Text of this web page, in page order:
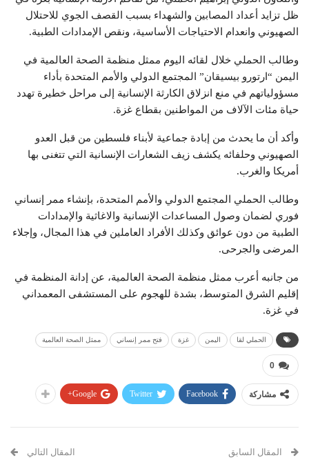
ظل تزايد أعداد المصابين والشهداء بسبب القصف الجوي للاحتلال
الصهيوني وانعدام الاحتياجات الأساسية، ونقص الإمدادات الطبية.
وطالب الحملي خلال لقائه اليوم ممثل منظمة الصحة العالمية في
اليمن “ارتورو بيسيقان” المجتمع الدولي والأمم المتحدة بأداء
مسؤولياتهم في منع انزلاق الكارثة الإنسانية إلى مراحل خطيرة تهدد
حياة مئات الآلاف من المواطنين بقطاع غزة.
وأكد أن ما يحدث من إبادة جماعية لأبناء فلسطين من قبل العدو
الصهيوني وحلفائه يكشف زيف الشعارات الإنسانية التي تتغنى بها
أمريكا والغرب.
وطالب الحملي المجتمع الدولي والأمم المتحدة، بإنشاء ممر إنساني
فوري لضمان وصول المساعدات الإنسانية والاغاثية والإمدادات
الطبية من دون عوائق وكذلك الأفراد العاملين في هذا المجال، وإجلاء
المرضى والجرحى.
من جانبه أعرب ممثل منظمة الصحة العالمية، عن إدانة المنظمة في
إقليم الشرق المتوسط، بشدة للهجوم على المستشفى المعمداني
في غزة.
الحملي لقا اليمن غزة فتح ممر إنساني ممثل الصحة العالمية
0
مشاركة Facebook
Twitter
Google+
المقال السابق المقال التالي